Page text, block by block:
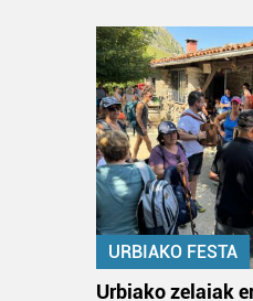
URBIAKO FESTA
Urbiako zelaiak